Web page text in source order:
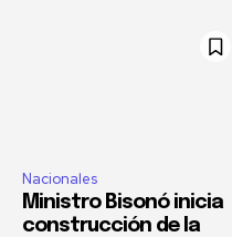
Nacionales
Ministro Bisonó inicia
construcción de la